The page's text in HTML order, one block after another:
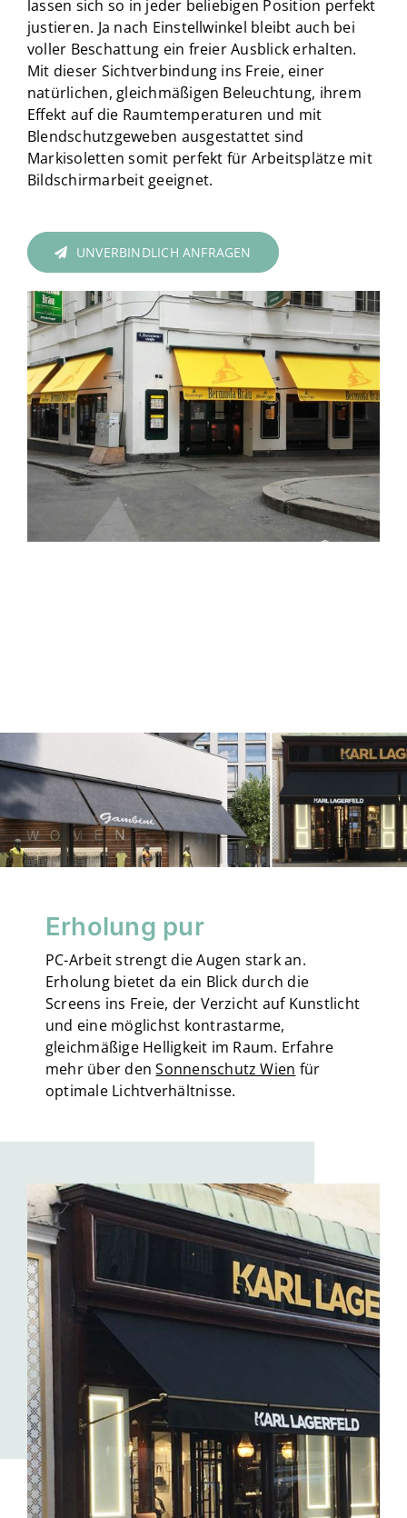
lassen sich so in jeder beliebigen Position perfekt
justieren. Ja nach Einstellwinkel bleibt auch bei
voller Beschattung ein freier Ausblick erhalten.
Mit dieser Sichtverbindung ins Freie, einer
natürlichen, gleichmäßigen Beleuchtung, ihrem
Effekt auf die Raumtemperaturen und mit
Blendschutzgeweben ausgestattet sind
Markisoletten somit perfekt für Arbeitsplätze mit
Bildschirmarbeit geeignet.
UNVERBINDLICH ANFRAGEN
Erholung pur
PC-Arbeit strengt die Augen stark an.
Erholung bietet da ein Blick durch die
Screens ins Freie, der Verzicht auf Kunstlicht
und eine möglichst kontrastarme,
gleichmäßige Helligkeit im Raum. Erfahre
mehr über denSonnenschutz Wien für
optimale Lichtverhältnisse.